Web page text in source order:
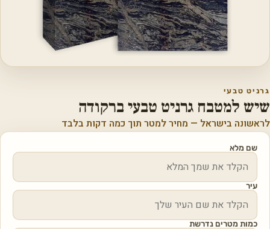
גרניט טבעי
שיש למטבח גרניט טבעי ברקודה
לראשונה בישראל — מחיר למטר תוך כמה דקות בלבד
שם מלא
עיר
כמות מטרים נדרשת